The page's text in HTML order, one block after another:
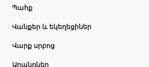
Պահք
Վանքեր և եկեղեցիներ
Վարք սրբոց
Աղանդներ